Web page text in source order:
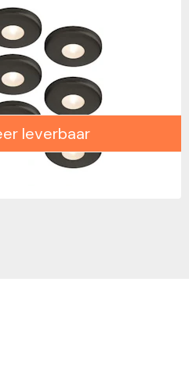
leverbaar